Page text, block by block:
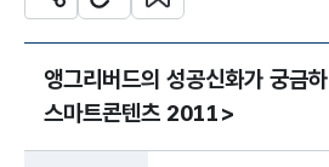
공유하기주소복사
앵그리버드의 성공신화가 궁금
스마트콘텐츠 2011>